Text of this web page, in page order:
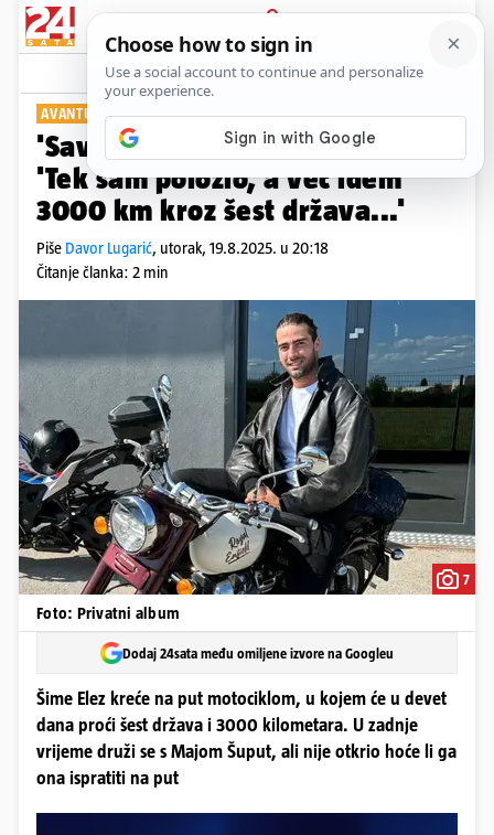
PRIJAVA
Show Komentari
AVANTURA ŽIVOTA
'Savršeni' Šime odlazi na put:
'Tek sam položio, a već idem
3000 km kroz šest država...'
Piše Davor Lugarić, utorak, 19.8.2025. u 20:18
Čitanje članka: 2 min
7
Foto: Privatni album
Dodaj 24sata među omiljene izvore na Googleu
Šime Elez kreće na put motociklom, u kojem će u devet
dana proći šest država i 3000 kilometara. U zadnje
vrijeme druži se s Majom Šuput, ali nije otkrio hoće li ga
ona ispratiti na put